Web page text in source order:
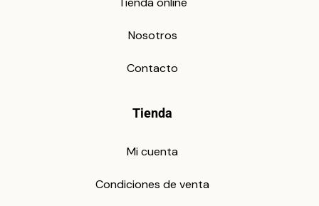
Nosotros
Contacto
Tienda
Mi cuenta
Condiciones de venta